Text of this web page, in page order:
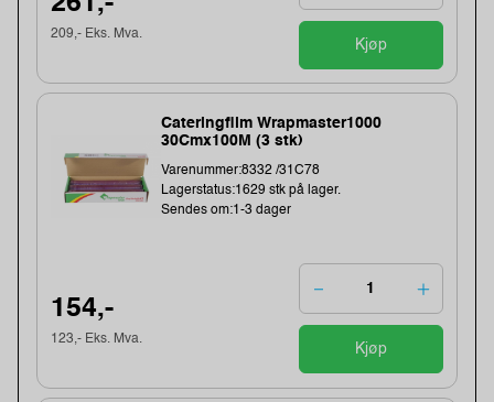
209,- Eks. Mva.
Kjøp
Cateringfilm Wrapmaster1000
30Cmx100M (3 stk)
Varenummer:8332 /31C78
Lagerstatus:1629 stk på lager.
Sendes om:1-3 dager
154,-
123,- Eks. Mva.
Kjøp